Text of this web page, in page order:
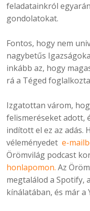
feladatainkról
gondolatokat.
Fontos, hogy nem
nagybetűs
inkább az, hogy
rá a Téged
Izgatottan várom,
felismeréseket adott,
indított el ez az adás.
véleményedet e-
Örömvilág podcast
honlapomon. Az
megtalálod a Spotify,
kínálatában, és már a